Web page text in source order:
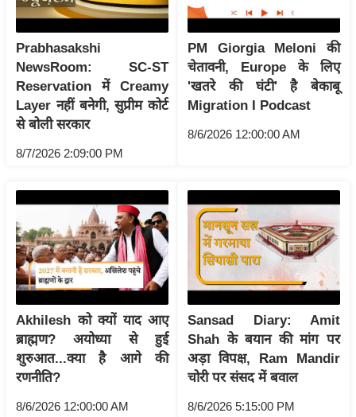
न
शि
प
रा
ज
नी
वि
ष
ण
स
म
सा
म
यि
क
मा
तृ
Prabhasakshi
NewsRoom: SC-ST
Reservation में Creamy
Layer नहीं बनेगी, सुप्रीम कोर्ट
से बोली सरकार
8/7/2026 2:09:00 PM
PM Giorgia Meloni की
चेतावनी, Europe के लिए
'खतरे की घंटी' है बेकाबू
Migration I Podcast
8/6/2026 12:00:00 AM
Akhilesh को क्यों याद आए
ब्राह्मण? अयोध्या से हुई
शुरुआत...क्या है आगे की
रणनीति?
8/6/2026 12:00:00 AM
Sansad Diary: Amit
Shah के बयान की मांग पर
अड़ा विपक्ष, Ram Mandir
चोरी पर संसद में बवाल
8/6/2026 5:15:00 PM